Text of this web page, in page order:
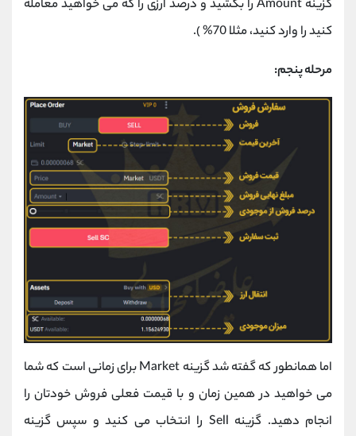
گزینه Amount را بکشید و درصد ارزی را که می خواهید معامله
کنید را وارد کنید، مثلا 70% ).
مرحله پنجم:
اما همانطور که گفته شد گزینه Market برای زمانی است که شما
می خواهید در همین زمان و با قیمت فعلی فروش خودتان را
انجام دهید. گزینه Sell را انتخاب می کنید و سپس گزینه